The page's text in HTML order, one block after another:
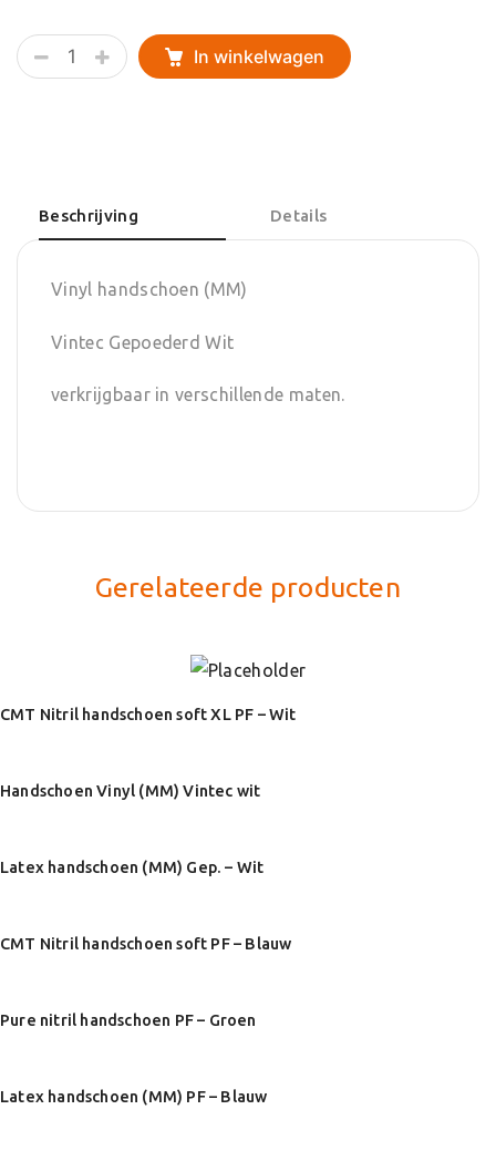
Vinyl
handschoen
In winkelwagen
Beschrijving Details
Vinyl handschoen (MM)
Vintec Gepoederd Wit
verkrijgbaar in verschillende maten.
Gerelateerde producten
CMT Nitril handschoen soft XL PF – Wit
Handschoen Vinyl (MM) Vintec wit
Latex handschoen (MM) Gep. – Wit
CMT Nitril handschoen soft PF – Blauw
Pure nitril handschoen PF – Groen
Latex handschoen (MM) PF – Blauw